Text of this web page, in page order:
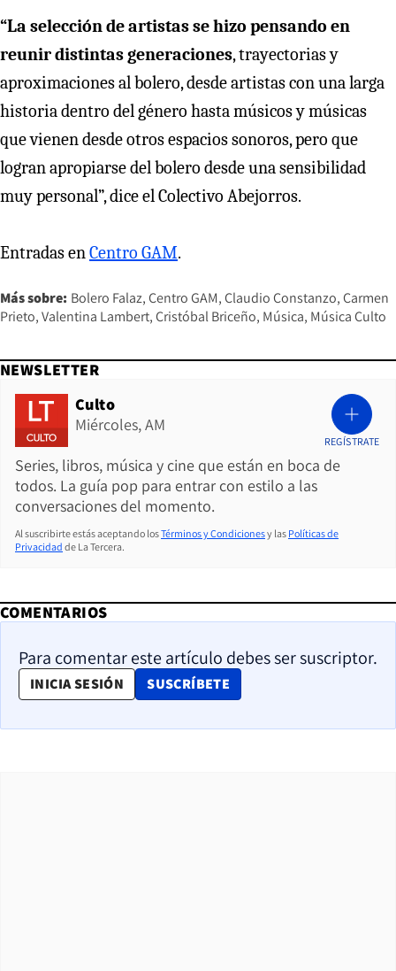
“La selección de artistas se hizo pensando en
reunir distintas generaciones, trayectorias y
aproximaciones al bolero, desde artistas con una larga
historia dentro del género hasta músicos y músicas
que vienen desde otros espacios sonoros, pero que
logran apropiarse del bolero desde una sensibilidad
muy personal”, dice el Colectivo Abejorros.
Entradas enCentro GAM.
Más sobre: Bolero Falaz Centro GAM Claudio Constanzo Carmen
Prieto Valentina Lambert Cristóbal Briceño Música Música Culto
NEWSLETTER
Culto
Miércoles, AM
Series, libros, música y cine que están en boca de
todos. La guía pop para entrar con estilo a las
conversaciones del momento.
REGÍSTRATE
Al suscribirte estás aceptando losTérminos y Condicionesy las Políticas de
Privacidad de La Tercera.
COMENTARIOS
Para comentar este artículo debes ser suscriptor.
INICIA SESIÓN SUSCRÍBETE
OPENS IN NEW WINDOW